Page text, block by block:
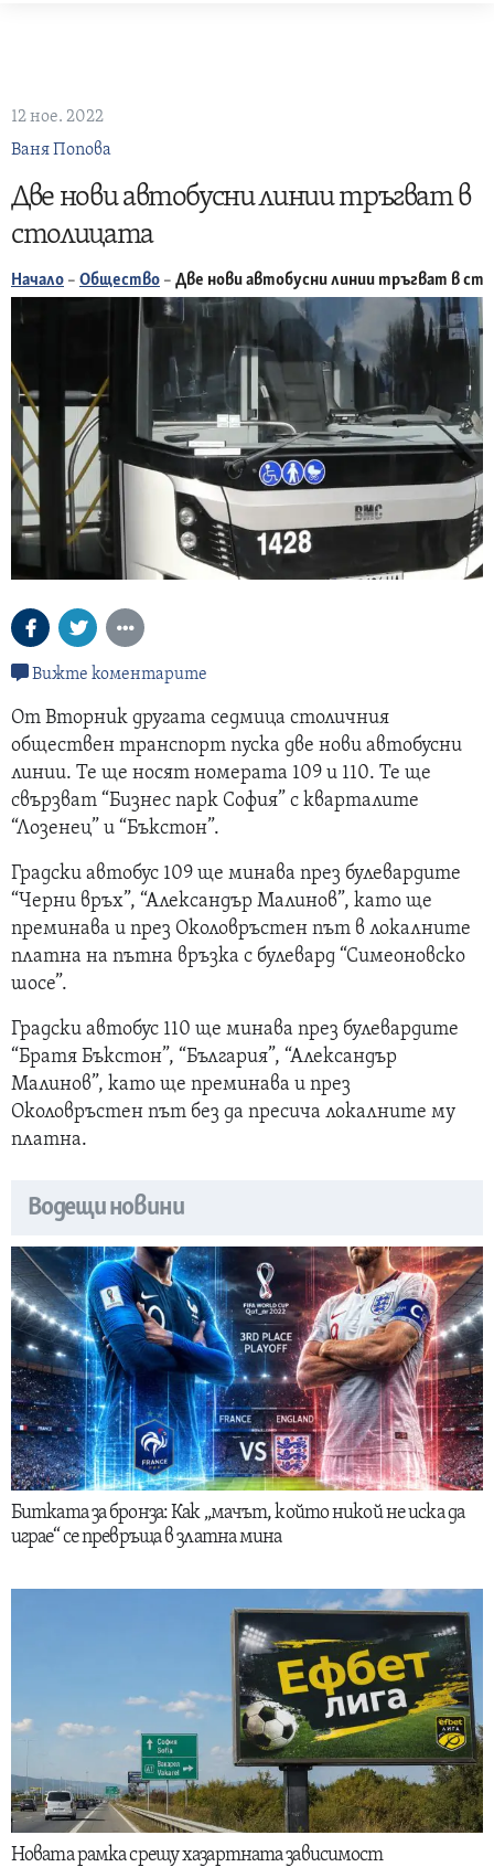
12 ное. 2022
Ваня Попова
Две нови автобусни линии тръгват в
столицата
Начало – Общество – Две нови автобусни линии тръгват в
Вижте коментарите
От Вторник другата седмица столичния
обществен транспорт пуска две нови автобусни
линии. Те ще носят номерата 109 и 110. Те ще
свързват “Бизнес парк София” с кварталите
“Лозенец” и “Бъкстон”.
Градски автобус 109 ще минава през булевардите
“Черни връх”, “Александър Малинов”, като ще
преминава и през Околовръстен път в локалните
платна на пътна връзка с булевард “Симеоновско
шосе”.
Градски автобус 110 ще минава през булевардите
“Братя Бъкстон”, “България”, “Александър
Малинов”, като ще преминава и през
Околовръстен път без да пресича локалните му
платна.
Водещи новини
Битката за бронза: Как „мачът, който никой не иска да
играе“ се превръща в златна мина
Новата рамка срещу хазартната зависимост